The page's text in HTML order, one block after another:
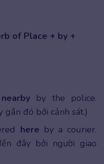
of Place + by +
nearby by the police.
gần đó bởi cảnh sát.)
here by a courier.
đây bởi người giao